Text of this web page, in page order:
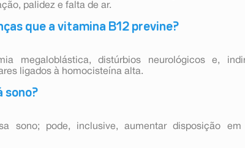
palidez e falta de ar.
que a vitamina B12 previne?
megaloblástica, distúrbios neurológicos e,
ligados à homocisteína alta.
sono?
sono; pode, inclusive, aumentar disposição